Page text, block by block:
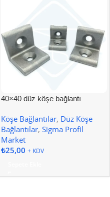
40×40 düz köşe bağlantı
Köşe Bağlantılar, Düz Köşe
Bağlantılar, Sigma Profil
Market
₺25,00 + KDV